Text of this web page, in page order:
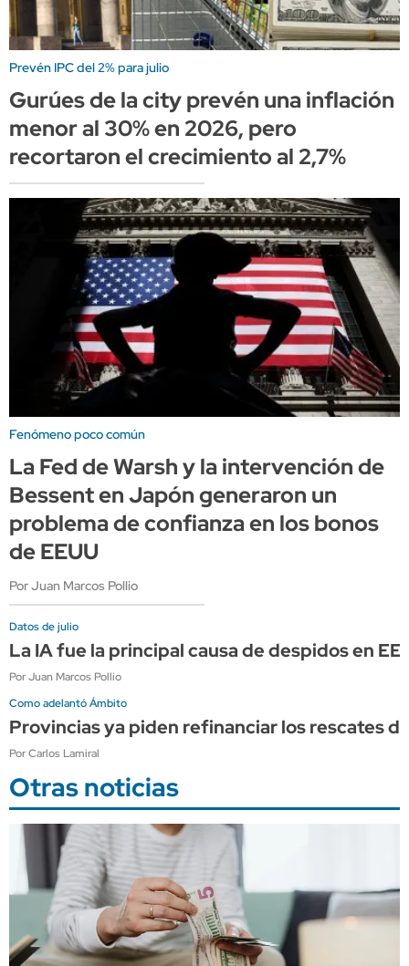
Prevén IPC del 2% para julio
Gurúes de la city prevén una inflación
menor al 30% en 2026, pero
recortaron el crecimiento al 2,7%
Fenómeno poco común
La Fed de Warsh y la intervención de
Bessent en Japón generaron un
problema de confianza en los bonos
de EEUU
Por Juan Marcos Pollio
Datos de julio
La IA fue la principal causa de despidos en
Por Juan Marcos Pollio
Como adelantó Ámbito
Provincias ya piden refinanciar los rescates
Por Carlos Lamiral
Otras noticias